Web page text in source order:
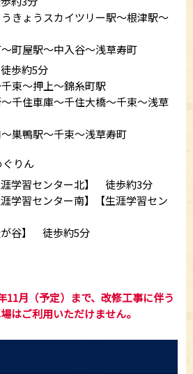
ょうスカイツリー駅～根津駅～
屋駅～中入谷～浅草寿町
歩約5分
～押上～錦糸町駅
住車庫～千住大橋～千束～浅草
鴨駅～千束～浅草寿町
りん
習センター北】 徒歩約3分
習センター南】【生涯学習セン
谷】 徒歩約5分
11月（予定）まで、改修工事に伴う
はご利用いただけません。